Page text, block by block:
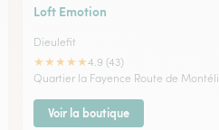
Loft Emotion
Dieulefit
★★★★★4.9 (43)
Quartier la Fayence Route de
Voir la boutique